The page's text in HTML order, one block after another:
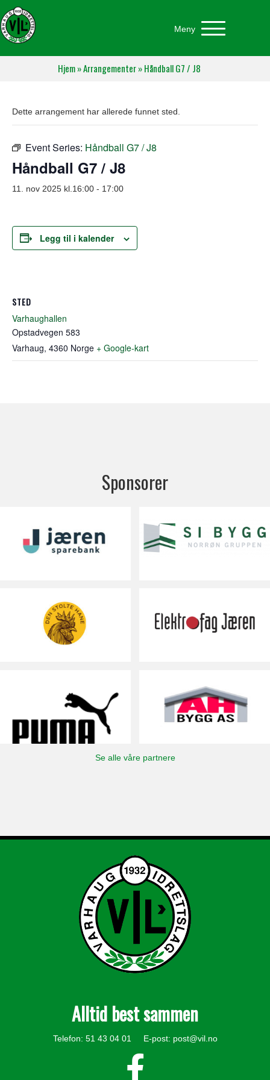
Meny
Hjem»Arrangementer»Håndball G7 / J8
Dette arrangement har allerede funnet sted.
Event Series: Håndball G7 / J8
Håndball G7 / J8
11. nov 2025 kl.16:00 - 17:00
Legg til i kalender
STED
Varhaughallen
Opstadvegen 583
Varhaug, 4360 Norge + Google-kart
Sponsorer
Se alle våre partnere
Alltid best sammen
Telefon: 51 43 04 01 E-post: post@vil.no